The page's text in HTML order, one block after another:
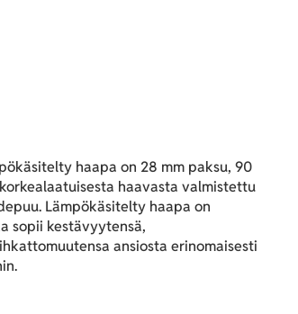
haapa on 28 mm paksu, 90
haavasta valmistettu
Lämpökäsitelty haapa on
sopii kestävyytensä,
ansiosta erinomaisesti